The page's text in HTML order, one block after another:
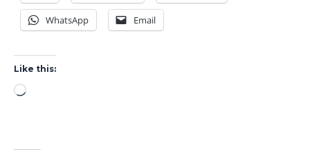
WhatsApp Email
Like this:
Loading…